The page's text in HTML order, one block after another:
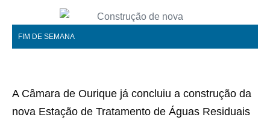
FIM DE SEMANA
A Câmara de Ourique já concluiu a construção da
nova Estação de Tratamento de Águas Residuais